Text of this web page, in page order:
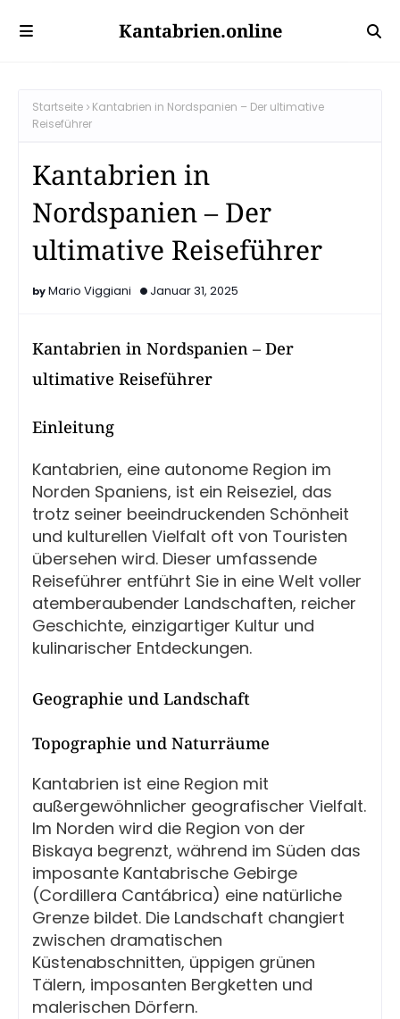
Kantabrien.online
Startseite
Kantabrien in Nordspanien – Der ultimative
Reiseführer
Kantabrien in
Nordspanien – Der
ultimative Reiseführer
Mario Viggiani Januar 31, 2025
Kantabrien in Nordspanien – Der
ultimative Reiseführer
Einleitung
Kantabrien, eine autonome Region im
Norden Spaniens, ist ein Reiseziel, das
trotz seiner beeindruckenden Schönheit
und kulturellen Vielfalt oft von Touristen
übersehen wird. Dieser umfassende
Reiseführer entführt Sie in eine Welt voller
atemberaubender Landschaften, reicher
Geschichte, einzigartiger Kultur und
kulinarischer Entdeckungen.
Geographie und Landschaft
Topographie und Naturräume
Kantabrien ist eine Region mit
außergewöhnlicher geografischer Vielfalt.
Im Norden wird die Region von der
Biskaya begrenzt, während im Süden das
imposante Kantabrische Gebirge
(Cordillera Cantábrica) eine natürliche
Grenze bildet. Die Landschaft changiert
zwischen dramatischen
Küstenabschnitten, üppigen grünen
Tälern, imposanten Bergketten und
malerischen Dörfern.